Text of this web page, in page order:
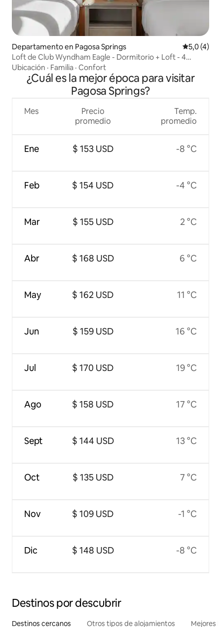
Departamento en Pagosa Springs
5,0 (4)
Loft de Club Wyndham Eagle - Dormitorio + Loft - 4
camas
Ubicación · Familia · Confort
¿Cuál es la mejor época para visitar
Pagosa Springs?
Mes
Ene
Feb
Mar
Abr
May
Jun
Jul
Ago
Sept
Oct
Nov
Dic
Precio
promedio
$ 153 USD
$ 154 USD
$ 155 USD
$ 168 USD
$ 162 USD
$ 159 USD
$ 170 USD
$ 158 USD
$ 144 USD
$ 135 USD
$ 109 USD
$ 148 USD
Temp.
promedio
-8 °C
-4 °C
2 °C
6 °C
11 °C
16 °C
19 °C
17 °C
13 °C
7 °C
-1 °C
-8 °C
Destinos por descubrir
Destinos cercanos Otros tipos de alojamientos Mejores